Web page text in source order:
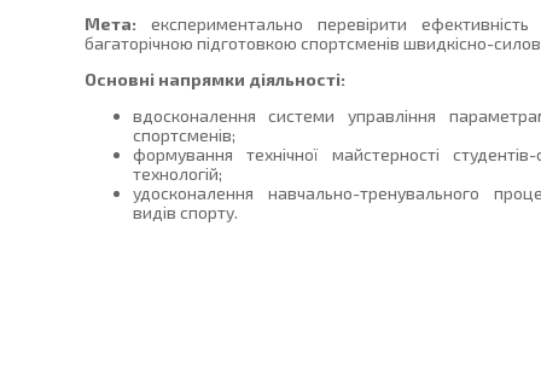
Мета: експериментально перевірити
багаторічною підготовкою спортсменів швидкісно-
Основні напрямки діяльності:
вдосконалення системи управління
спортсменів;
формування технічної майстерності
технологій;
удосконалення навчально-тренувального
видів спорту.